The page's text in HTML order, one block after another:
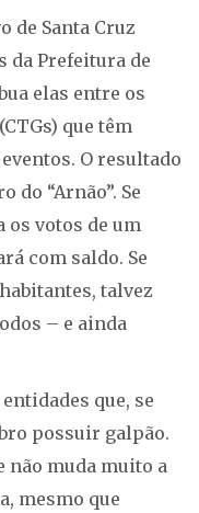
de Santa Cruz
da Prefeitura de
elas entre os
que têm
O resultado
do “Arnão”. Se
votos de um
com saldo. Se
talvez
– e ainda
que, se
possuir galpão.
não muda muito a
mesmo que